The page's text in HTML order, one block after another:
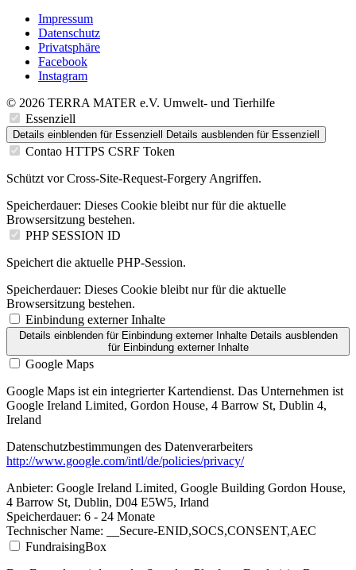
Impressum
Datenschutz
Privatsphäre
Facebook
Instagram
© 2026 TERRA MATER e.V. Umwelt- und Tierhilfe
Essenziell
Details einblenden für Essenziell Details ausblenden für Essenziell
Contao HTTPS CSRF Token
Schützt vor Cross-Site-Request-Forgery Angriffen.
Speicherdauer: Dieses Cookie bleibt nur für die aktuelle
Browsersitzung bestehen.
PHP SESSION ID
Speichert die aktuelle PHP-Session.
Speicherdauer: Dieses Cookie bleibt nur für die aktuelle
Browsersitzung bestehen.
Einbindung externer Inhalte
Details einblendenfür Einbindung externer Inhalte Details ausblenden
für Einbindung externer Inhalte
Google Maps
Google Maps ist ein integrierter Kartendienst. Das Unternehmen ist
Google Ireland Limited, Gordon House, 4 Barrow St, Dublin 4,
Ireland
Datenschutzbestimmungen des Datenverarbeiters
http://www.google.com/intl/de/policies/privacy/
Anbieter: Google Ireland Limited, Google Building Gordon House,
4 Barrow St, Dublin, D04 E5W5, Irland
Speicherdauer: 6 - 24 Monate
Technischer Name: __Secure-ENID,SOCS,CONSENT,AEC
FundraisingBox